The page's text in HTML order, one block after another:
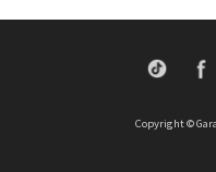
TikTok
Copyright ©